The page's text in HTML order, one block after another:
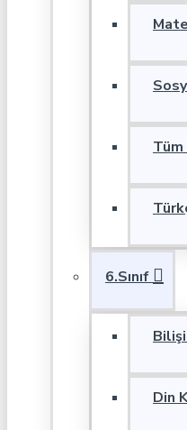
6.Sınıf
Din